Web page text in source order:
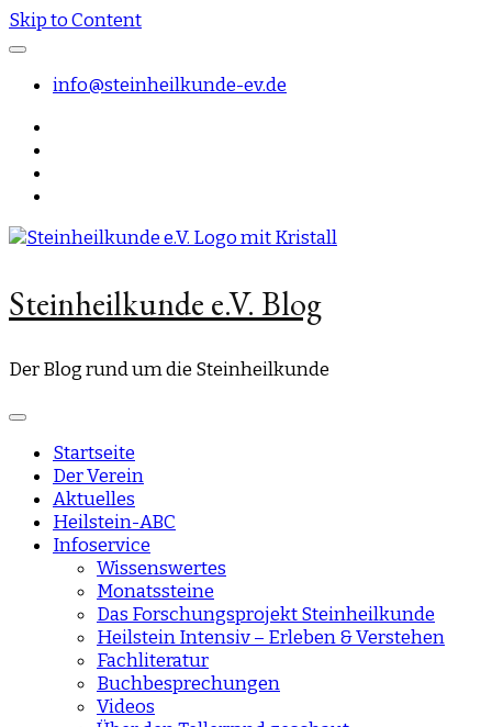
Skip to Content
info@steinheilkunde-ev.de
Steinheilkunde e.V. Blog
Der Blog rund um die Steinheilkunde
Startseite
Der Verein
Aktuelles
Heilstein-ABC
Infoservice
Wissenswertes
Monatssteine
Das Forschungsprojekt Steinheilkunde
Heilstein Intensiv – Erleben & Verstehen
Fachliteratur
Buchbesprechungen
Videos